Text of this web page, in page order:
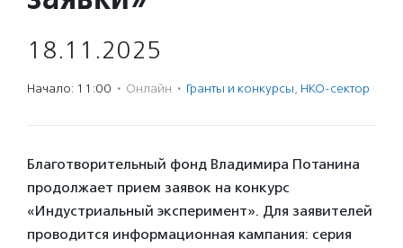
18.11.2025
Начало: 11:00 · Онлайн · Гранты и конкурсы, НКО-сектор
Благотворительный фонд Владимира Потанина
продолжает прием заявок на конкурс
«Индустриальный эксперимент». Для заявителей
проводится информационная кампания: серия